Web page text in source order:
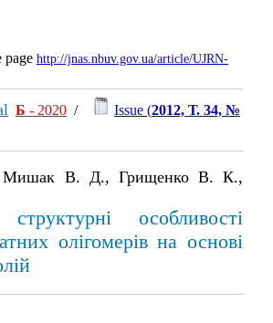
page http://jnas.nbuv.gov.ua/article/UJRN-
Б - 2020 / Issue (2012, Т. 34, №
В. Д., Грищенко В. К.,
особливості
олігомерів на основі